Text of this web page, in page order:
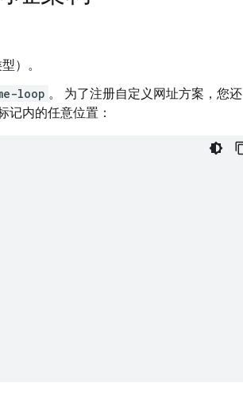
）。
loop 。 为了注册自定义网址方案，您还
记内的任意位置：